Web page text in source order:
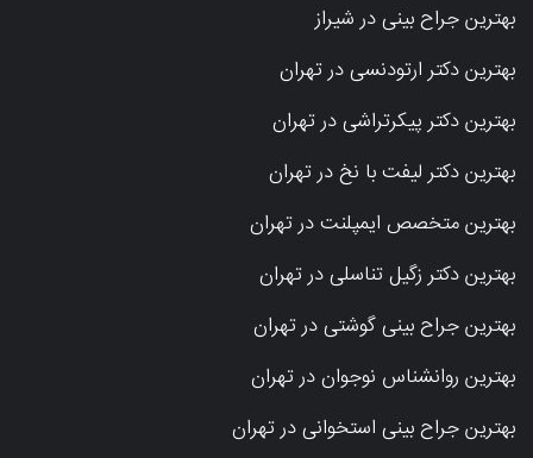
بهترین جراح بینی در شیراز
بهترین دکتر ارتودنسی در تهران
بهترین دکتر پیکرتراشی در تهران
بهترین دکتر لیفت با نخ در تهران
بهترین متخصص ایمپلنت در تهران
بهترین دکتر زگیل تناسلی در تهران
بهترین جراح بینی گوشتی در تهران
بهترین روانشناس نوجوان در تهران
بهترین جراح بینی استخوانی در تهران